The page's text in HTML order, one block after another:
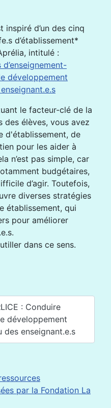
inspiré d’un des cinq
d’établissement*
intitulé :
développement
le facteur-clé de la
des élèves, vous avez
d'établissement, de
pour les aider à
n’est pas simple, car
budgétaires,
d’agir. Toutefois,
diverses stratégies
établissement, qui
pour améliorer
dans ce sens.
: Conduire
développement
enseignant.e.s
par la Fondation La